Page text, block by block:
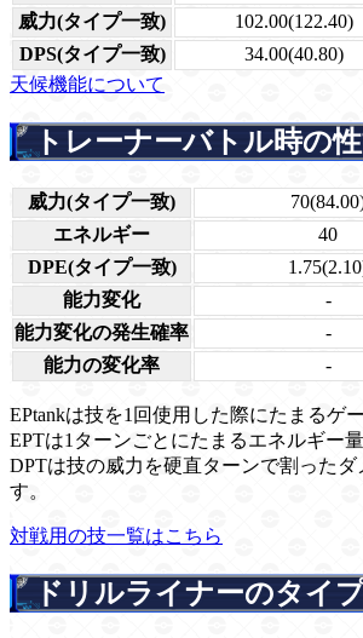
威力(タイプ一致)
102.00(122.40)
DPS(タイプ一致)
34.00(40.80)
天候機能について
トレーナーバトル時の
威力(タイプ一致)
エネルギー
40
DPE(タイプ一致)
能力変化
-
能力変化の発生確率
-
能力の変化率
-
EPtankは技を1回使用した際にたまるゲ
EPTは1ターンごとにたまるエネルギー
DPTは技の威力を硬直ターンで割ったダ
す。
対戦用の技一覧はこちら
ドリルライナーのタイ